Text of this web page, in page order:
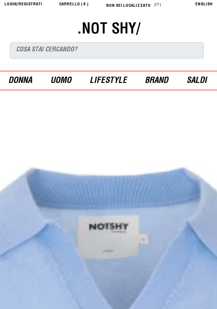
LOGIN/REGISTRATI CARRELLO ( 0 ) NON SEI LOCALIZZATO (IT) ENGLISH
.NOT SHY/
DONNA UOMO LIFESTYLE BRAND SALDI